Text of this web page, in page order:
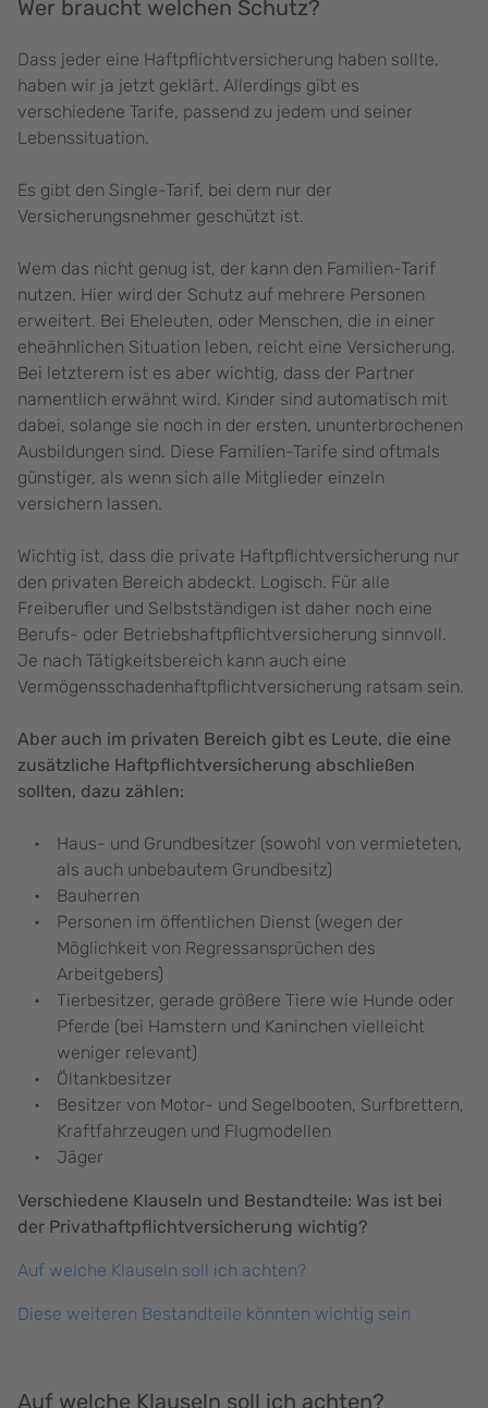
Wer braucht welchen Schutz?
Dass jeder eine Haftpflichtversicherung haben sollte,
haben wir ja jetzt geklärt. Allerdings gibt es
verschiedene Tarife, passend zu jedem und seiner
Lebenssituation.
Es gibt den Single-Tarif, bei dem nur der
Versicherungsnehmer geschützt ist.
Wem das nicht genug ist, der kann den Familien-Tarif
nutzen. Hier wird der Schutz auf mehrere Personen
erweitert. Bei Eheleuten, oder Menschen, die in einer
eheähnlichen Situation leben, reicht eine Versicherung.
Bei letzterem ist es aber wichtig, dass der Partner
namentlich erwähnt wird. Kinder sind automatisch mit
dabei, solange sie noch in der ersten, ununterbrochenen
Ausbildungen sind. Diese Familien-Tarife sind oftmals
günstiger, als wenn sich alle Mitglieder einzeln
versichern lassen.
Wichtig ist, dass die private Haftpflichtversicherung nur
den privaten Bereich abdeckt. Logisch. Für alle
Freiberufler und Selbstständigen ist daher noch eine
Berufs- oder Betriebshaftpflichtversicherung sinnvoll.
Je nach Tätigkeitsbereich kann auch eine
Vermögensschadenhaftpflichtversicherung ratsam sein.
Aber auch im privaten Bereich gibt es Leute, die eine
zusätzliche Haftpflichtversicherung abschließen
sollten, dazu zählen:
Haus- und Grundbesitzer (sowohl von vermieteten,
als auch unbebautem Grundbesitz)
Bauherren
Personen im öffentlichen Dienst (wegen der
Möglichkeit von Regressansprüchen des
Arbeitgebers)
Tierbesitzer, gerade größere Tiere wie Hunde oder
Pferde (bei Hamstern und Kaninchen vielleicht
weniger relevant)
Öltankbesitzer
Besitzer von Motor- und Segelbooten, Surfbrettern,
Kraftfahrzeugen und Flugmodellen
Jäger
Verschiedene Klauseln und Bestandteile: Was ist bei
der Privathaftpflichtversicherung wichtig?
Auf welche Klauseln soll ich achten?
Diese weiteren Bestandteile könnten wichtig sein
Auf welche Klauseln soll ich achten?